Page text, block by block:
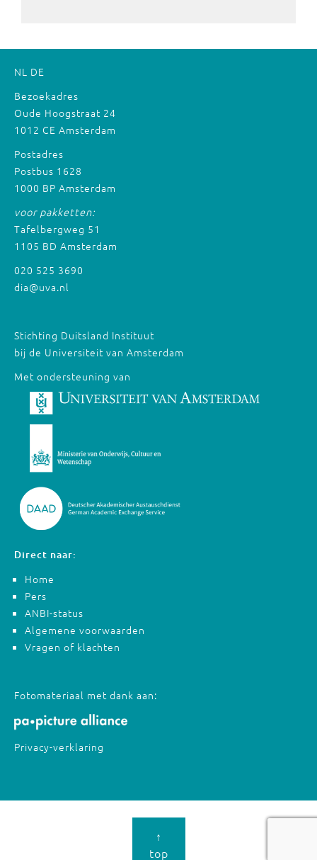
NL DE
Bezoekadres
Oude Hoogstraat 24
1012 CE Amsterdam
Postadres
Postbus 1628
1000 BP Amsterdam
voor pakketten:
Tafelbergweg 51
1105 BD Amsterdam
020 525 3690
dia@uva.nl
Stichting Duitsland Instituut
bij de Universiteit van Amsterdam
Met ondersteuning van
Direct naar:
Home
Pers
ANBI-status
Algemene voorwaarden
Vragen of klachten
Fotomateriaal met dank aan:
Privacy-verklaring
↑
top